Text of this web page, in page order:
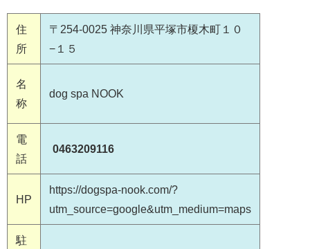
住
所
〒254-0025 神奈川県平塚市榎木町１０
−１５
名
称
dog spa NOOK
電
話
0463209116
HP
https://dogspa-nook.com/?
utm_source=google&utm_medium=maps
駐